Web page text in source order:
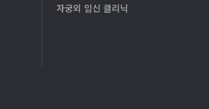
자궁외 임신 클리닉